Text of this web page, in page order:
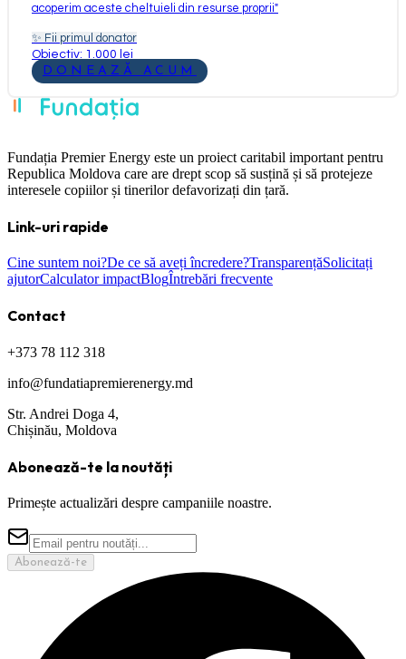
acoperim aceste cheltuieli din resurse proprii"
✨ Fii primul donator
Obiectiv: 1.000 lei
DONEAZĂ ACUM
Fundația Premier Energy este un proiect caritabil important pentru
Republica Moldova care are drept scop să susțină și să protejeze
interesele copiilor și tinerilor defavorizați din țară.
Link-uri rapide
Cine suntem noi?De ce să aveți încredere?TransparențăSolicitați
ajutorCalculator impactBlogÎntrebări frecvente
Contact
+373 78 112 318
info@fundatiapremierenergy.md
Str. Andrei Doga 4,
Chișinău, Moldova
Abonează-te la noutăți
Primește actualizări despre campaniile noastre.
Abonează-te